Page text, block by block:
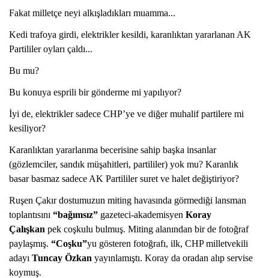
Fakat milletçe neyi alkışladıkları muamma...
Kedi trafoya girdi, elektrikler kesildi, karanlıktan yararlanan AK
Partililer oyları çaldı...
Bu mu?
Bu konuya esprili bir gönderme mi yapılıyor?
İyi de, elektrikler sadece CHP’ye ve diğer muhalif partilere mi
kesiliyor?
Karanlıktan yararlanma becerisine sahip başka insanlar
(gözlemciler, sandık müşahitleri, partililer) yok mu? Karanlık
basar basmaz sadece AK Partililer suret ve halet değiştiriyor?
Ruşen Çakır dostumuzun miting havasında görmediği lansman
toplantısını “bağımsız” gazeteci-akademisyen Koray
Çalışkan pek coşkulu bulmuş. Miting alanından bir de fotoğraf
paylaşmış. “Coşku”yu gösteren fotoğrafı, ilk, CHP milletvekili
adayı Tuncay Özkan yayınlamıştı. Koray da oradan alıp servise
koymuş.